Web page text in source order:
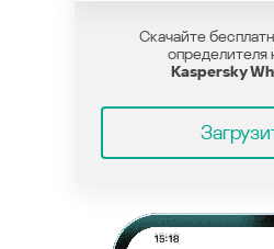
Скачайте
определителя
Kaspersky